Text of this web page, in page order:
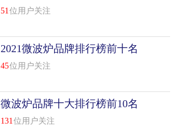
十名
51 位用户关注
2021微波炉品牌排行榜前十名
45位用户关注
微波炉品牌十大排行榜前10名
131 位用户关注